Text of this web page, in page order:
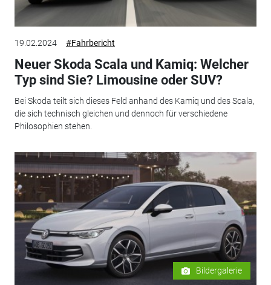
19.02.2024 #Fahrbericht
Neuer Skoda Scala und Kamiq: Welcher
Typ sind Sie? Limousine oder SUV?
Bei Skoda teilt sich dieses Feld anhand des Kamiq und des Scala,
die sich technisch gleichen und dennoch für verschiedene
Philosophien stehen.
Bildergalerie